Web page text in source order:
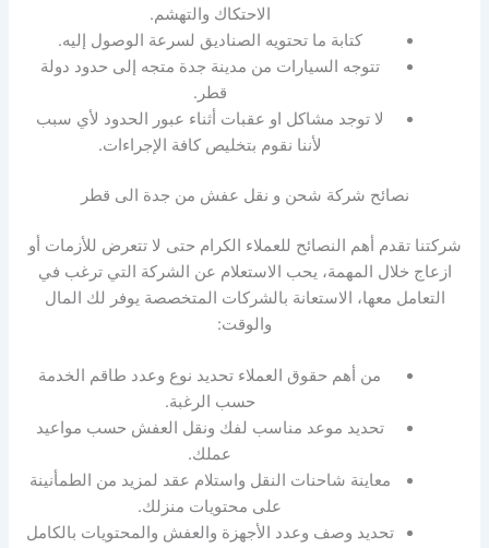
الاحتكاك والتهشم.
كتابة ما تحتويه الصناديق لسرعة الوصول إليه.
تتوجه السيارات من مدينة جدة متجه إلى حدود دولة
قطر.
لا توجد مشاكل او عقبات أثناء عبور الحدود لأي سبب
لأننا نقوم بتخليص كافة الإجراءات.
نصائح شركة شحن و نقل عفش من جدة الى قطر
شركتنا تقدم أهم النصائح للعملاء الكرام حتى لا تتعرض للأزمات أو
ازعاج خلال المهمة، يحب الاستعلام عن الشركة التي ترغب في
التعامل معها، الاستعانة بالشركات المتخصصة يوفر لك المال
والوقت:
من أهم حقوق العملاء تحديد نوع وعدد طاقم الخدمة
حسب الرغبة.
تحديد موعد مناسب لفك ونقل العفش حسب مواعيد
عملك.
معاينة شاحنات النقل واستلام عقد لمزيد من الطمأنينة
على محتويات منزلك.
تحديد وصف وعدد الأجهزة والعفش والمحتويات بالكامل